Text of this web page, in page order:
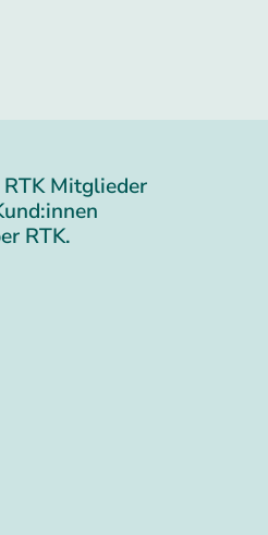
RTK Mitglieder
RTK.